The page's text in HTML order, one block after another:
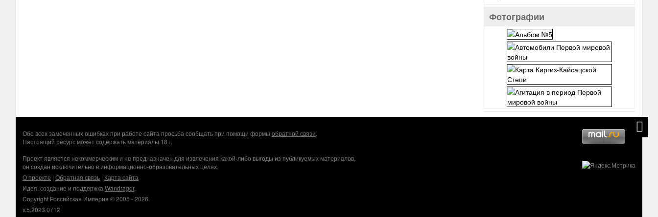
Фотографии
Обо всех замеченных ошибках при работе сайта просьба сообщать при помощи формы обратной связи.
Настоящий ресурс может содержать материалы 18+.
Проект является некоммерческим и не предназначен для извлечения какой-либо выгоды из публикуемых материалов,
он создан исключительно в информационно-образовательных целях.
О проекте | Обратная связь | Карта сайта
Идея, создание и поддержка Wandragor.
Copyright Российская Империя © 2005 - 2026.
v.5.2023.0712